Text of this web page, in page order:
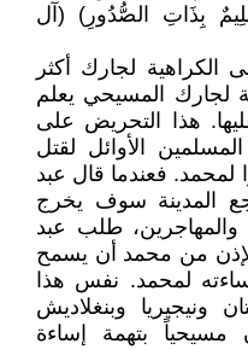
بِذَاتِ الصُّدُورِ) (آل
لجارك أكثر
لجارك المسيحي يعلم
هذا التحريض على
الأوائل لقتل
لمحمد. فعندما قال عبد
المدينة سوف يخرج
والمهاجرين، طلب عبد
من محمد أن يسمح
لمحمد. نفس هذا
ونيجيريا وبنغلاديش
بتهمة إساءة